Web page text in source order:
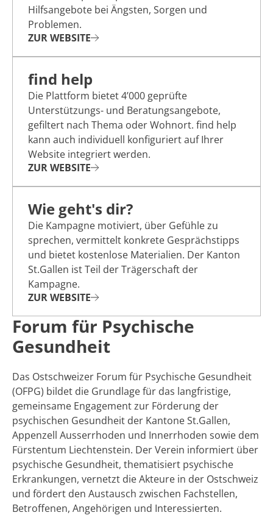
Hilfsangebote bei Ängsten, Sorgen und
Problemen.
ZUR WEBSITE
find help
Die Plattform bietet 4’000 geprüfte
Unterstützungs- und Beratungsangebote,
gefiltert nach Thema oder Wohnort. find help
kann auch individuell konfiguriert auf Ihrer
Website integriert werden.
ZUR WEBSITE
Wie geht's dir?
Die Kampagne motiviert, über Gefühle zu
sprechen, vermittelt konkrete Gesprächstipps
und bietet kostenlose Materialien. Der Kanton
St.Gallen ist Teil der Trägerschaft der
Kampagne.
ZUR WEBSITE
Forum für Psychische
Gesundheit
Das Ostschweizer Forum für Psychische Gesundheit
(OFPG) bildet die Grundlage für das langfristige,
gemeinsame Engagement zur Förderung der
psychischen Gesundheit der Kantone St.Gallen,
Appenzell Ausserrhoden und Innerrhoden sowie dem
Fürstentum Liechtenstein. Der Verein informiert über
psychische Gesundheit, thematisiert psychische
Erkrankungen, vernetzt die Akteure in der Ostschweiz
und fördert den Austausch zwischen Fachstellen,
Betroffenen, Angehörigen und Interessierten.